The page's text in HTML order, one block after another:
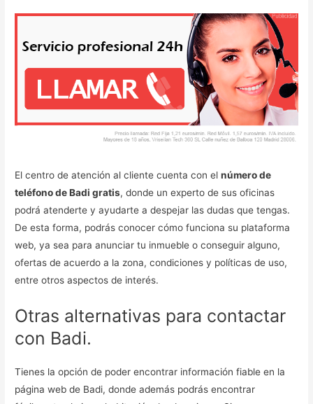
El centro de atención al cliente cuenta con elnúmero de
teléfono de Badi gratis, donde un experto de sus oficinas
podrá atenderte y ayudarte a despejar las dudas que tengas.
De esta forma, podrás conocer cómo funciona su plataforma
web, ya sea para anunciar tu inmueble o conseguir alguno,
ofertas de acuerdo a la zona, condiciones y políticas de uso,
entre otros aspectos de interés.
Otras alternativas para contactar
con Badi.
Tienes la opción de poder encontrar información fiable en la
página web de Badi, donde además podrás encontrar